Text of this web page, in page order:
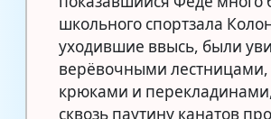
школьного спортзала
уходившие ввысь, были
верёвочными
крюками и
сквозь паутину канатов